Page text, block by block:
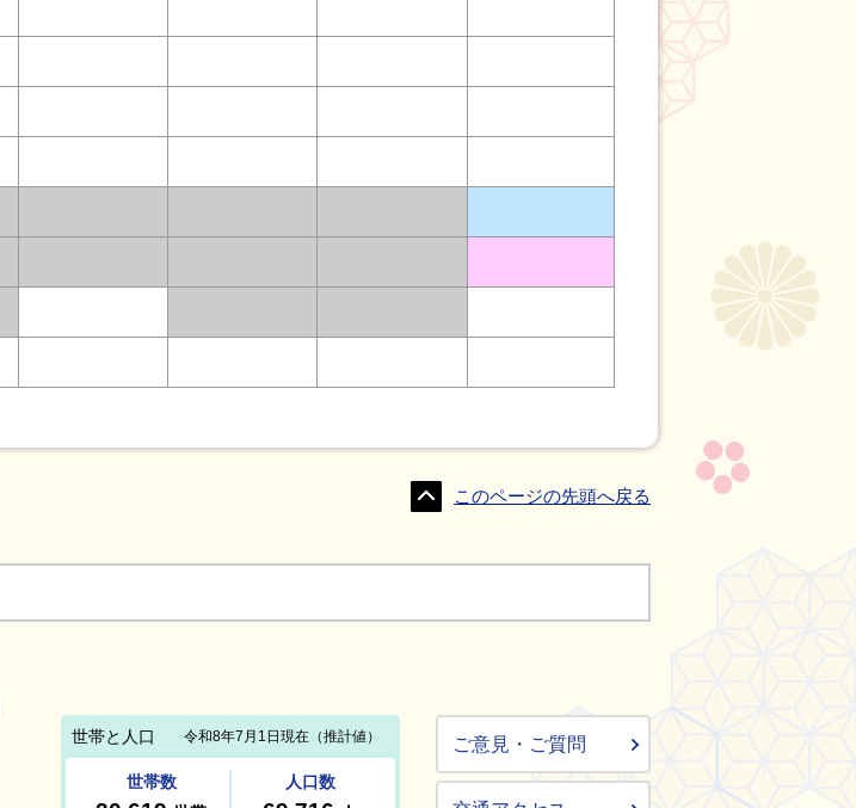
このページの先頭へ戻る
ご意見・ご質問